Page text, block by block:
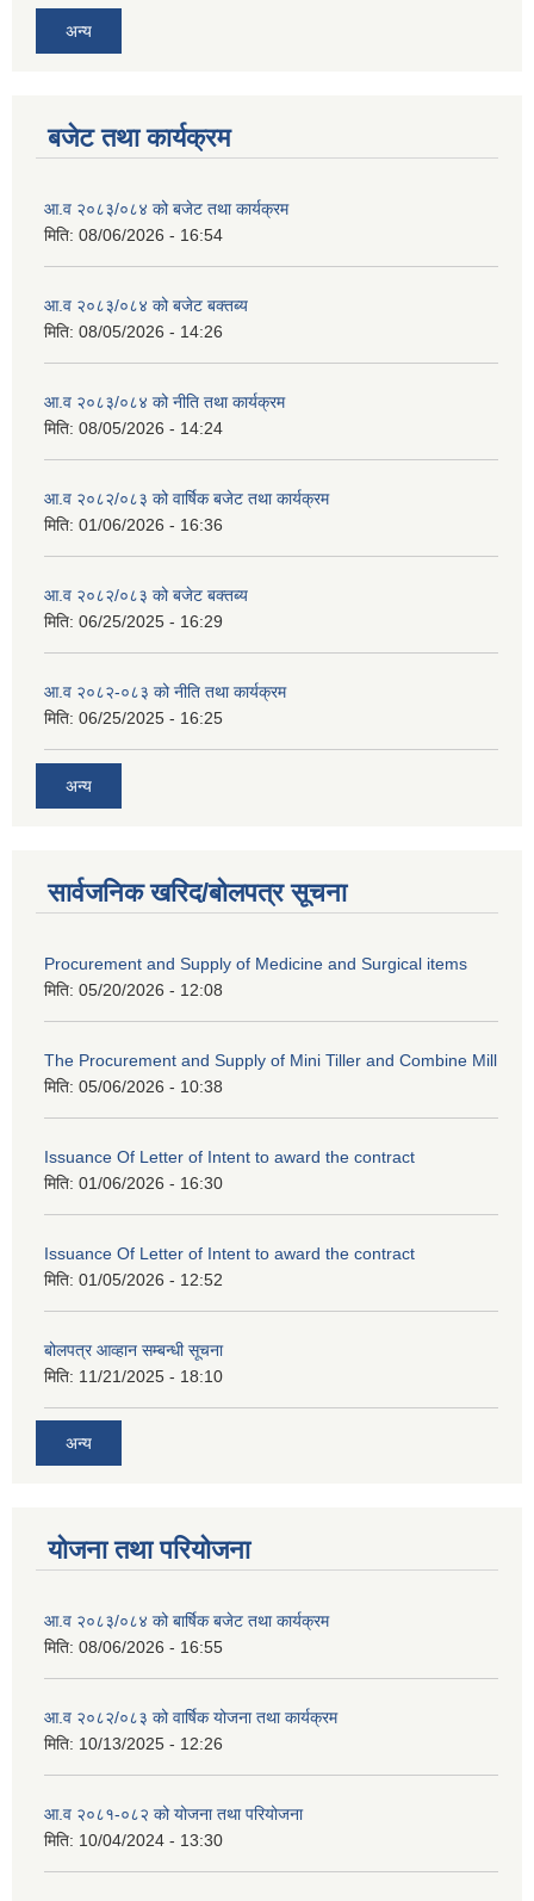
अन्य
बजेट तथा कार्यक्रम
आ.व २०८३/०८४ को बजेट तथा कार्यक्रम
मिति: 08/06/2026 - 16:54
आ.व २०८३/०८४ को बजेट बक्तब्य
मिति: 08/05/2026 - 14:26
आ.व २०८३/०८४ को नीति तथा कार्यक्रम
मिति: 08/05/2026 - 14:24
आ.व २०८२/०८३ को वार्षिक बजेट तथा कार्यक्रम
मिति: 01/06/2026 - 16:36
आ.व २०८२/०८३ को बजेट बक्तब्य
मिति: 06/25/2025 - 16:29
आ.व २०८२-०८३ को नीति तथा कार्यक्रम
मिति: 06/25/2025 - 16:25
अन्य
सार्वजनिक खरिद/बोलपत्र सूचना
Procurement and Supply of Medicine and Surgical items
मिति: 05/20/2026 - 12:08
The Procurement and Supply of Mini Tiller and Combine Mill
मिति: 05/06/2026 - 10:38
Issuance Of Letter of Intent to award the contract
मिति: 01/06/2026 - 16:30
Issuance Of Letter of Intent to award the contract
मिति: 01/05/2026 - 12:52
बोलपत्र आव्हान सम्बन्धी सूचना
मिति: 11/21/2025 - 18:10
अन्य
योजना तथा परियोजना
आ.व २०८३/०८४ को बार्षिक बजेट तथा कार्यक्रम
मिति: 08/06/2026 - 16:55
आ.व २०८२/०८३ को वार्षिक योजना तथा कार्यक्रम
मिति: 10/13/2025 - 12:26
आ.व २०८१-०८२ को योजना तथा परियोजना
मिति: 10/04/2024 - 13:30